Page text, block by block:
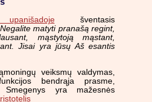
šventasis
Negalite matyti pranašą regint,
mąstytoją mąstant,
Jisai yra jūsų Aš esantis
veiksmų valdymas,
bendrąja prasme,
Smegenys yra mažesnės